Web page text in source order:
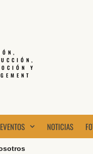
Y
EVENTOS NOTICIAS